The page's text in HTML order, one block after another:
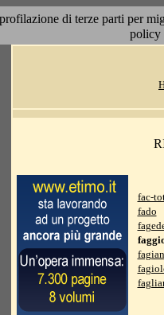
di terze parti per
policy
fac-
fado